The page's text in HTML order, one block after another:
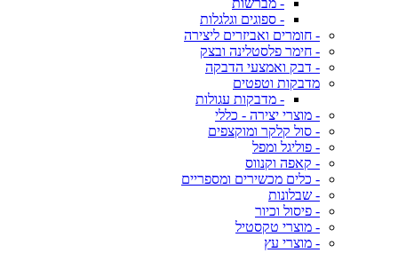
- מברשות
- ספוגים וגלגלות
- חומרים ואביזרים ליצירה
- חימר פלסטלינה ובצק
- דבק ואמצעי הדבקה
מדבקות וטפטים
- מדבקות עגולות
- מוצרי יצירה - כללי
- סול קלקר ומוקצפים
- פוליגל ומפל
- קאפה וקנווס
- כלים מכשירים ומספריים
- שבלונות
- פיסול וכיור
- מוצרי טקסטיל
- מוצרי עץ